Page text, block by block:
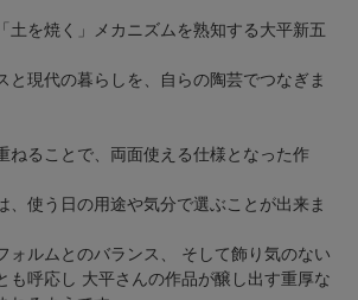
土を焼く」メカニズムを熟知する大平新五
と現代の暮らしを、自らの陶芸でつなぎま
ねることで、両面使える仕様となった作
、使う日の用途や気分で選ぶことが出来ま
ルムとのバランス、
そして飾り気のない
も呼応し 大平さんの作品が醸し出す重厚な